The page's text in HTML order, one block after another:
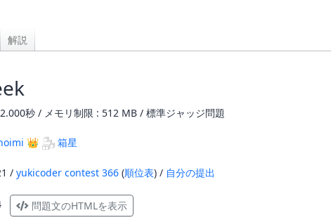
解説
秒 / メモリ制限 : 512 MB / 標準ジャッジ問題
👑 箱星
/ yukicoder contest 366 (順位表) / 自分の提出
問題文のHTMLを表示